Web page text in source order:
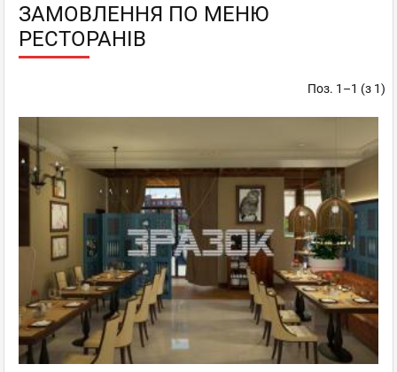
ЗАМОВЛЕННЯ ПО МЕНЮ
РЕСТОРАНІВ
Поз. 1–1 (з 1)